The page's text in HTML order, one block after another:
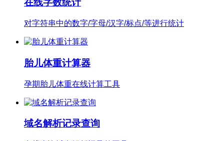
对字符串中的数字/字母/汉字/标点/等进行统计
胎儿体重计算器
孕期胎儿体重在线计算工具
域名解析记录查询
在线查询域名解析记录的工具